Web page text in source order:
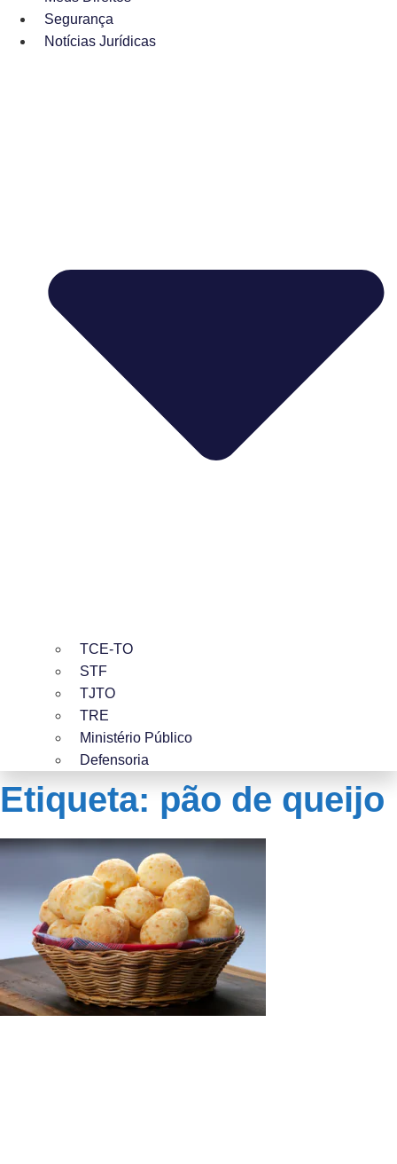
Segurança
Notícias Jurídicas
TCE-TO
STF
TJTO
TRE
Ministério Público
Defensoria
Etiqueta: pão de queijo